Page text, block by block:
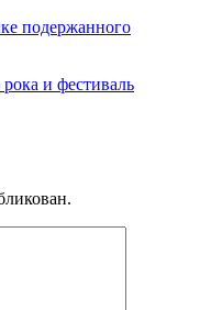
подержанного
и фестиваль